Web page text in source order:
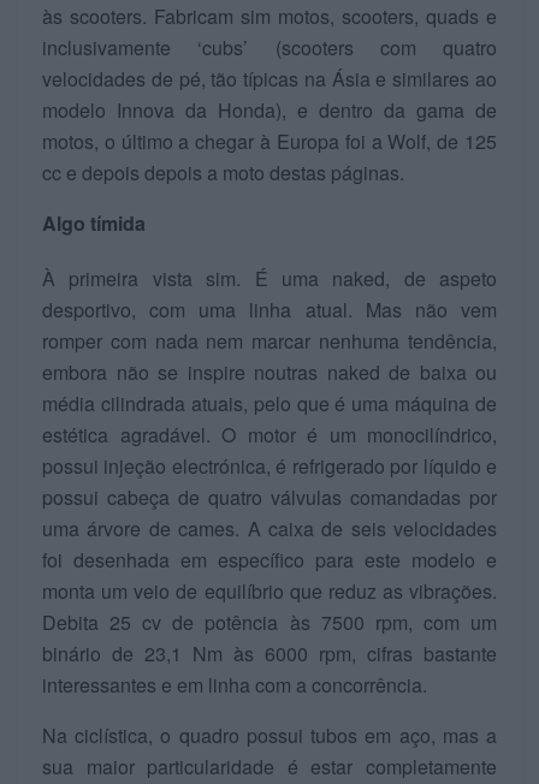
às scooters. Fabricam sim motos, scooters, quads e
inclusivamente ‘cubs’ (scooters com quatro
velocidades de pé, tão típicas na Ásia e similares ao
modelo Innova da Honda), e dentro da gama de
motos, o último a chegar à Europa foi a Wolf, de 125
cc e depois depois a moto destas páginas.
Algo tímida
À primeira vista sim. É uma naked, de aspeto
desportivo, com uma linha atual. Mas não vem
romper com nada nem marcar nenhuma tendência,
embora não se inspire noutras naked de baixa ou
média cilindrada atuais, pelo que é uma máquina de
estética agradável. O motor é um monocilíndrico,
possui injeção electrónica, é refrigerado por líquido e
possui cabeça de quatro válvulas comandadas por
uma árvore de cames. A caixa de seis velocidades
foi desenhada em específico para este modelo e
monta um veio de equilíbrio que reduz as vibrações.
Debita 25 cv de potência às 7500 rpm, com um
binário de 23,1 Nm às 6000 rpm, cifras bastante
interessantes e em linha com a concorrência.
Na ciclística, o quadro possui tubos em aço, mas a
sua maior particularidade é estar completamente